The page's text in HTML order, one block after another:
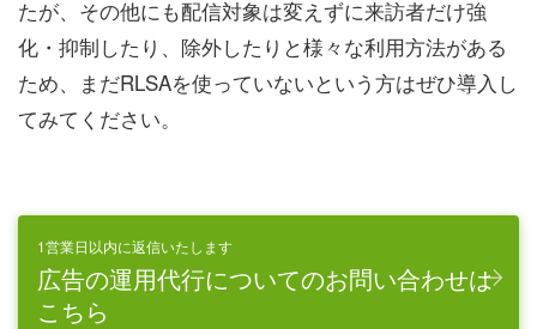
たが、その他にも配信対象は変えずに来訪者だけ強
化・抑制したり、除外したりと様々な利用方法がある
ため、まだRLSAを使っていないという方はぜひ導入し
てみてください。
1営業日以内に返信いたします
広告の運用代行についてのお問い合わせは
こちら